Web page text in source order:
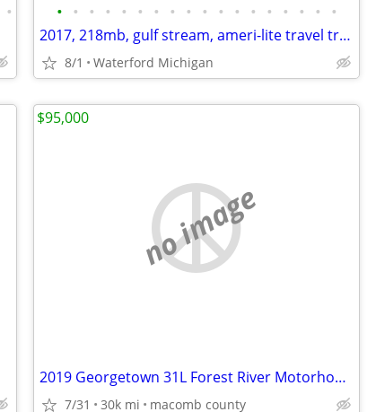
• • • • • • • • • • • • • • • • • • •
2017, 218mb, gulf stream, ameri-lite travel trailers
8/1 Waterford Michigan
no image
2019 Georgetown 31L Forest River Motorhome very low mileage
7/31 30k mi macomb county
$95,000